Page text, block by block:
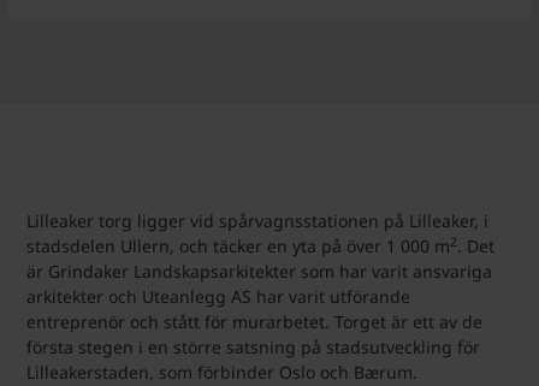
Lilleaker torg ligger vid spårvagnsstationen på Lilleaker, i
stadsdelen Ullern, och täcker en yta på över 1 000 m2. Det
är Grindaker Landskapsarkitekter som har varit ansvariga
arkitekter och Uteanlegg AS har varit utförande
entreprenör och stått för murarbetet. Torget är ett av de
första stegen i en större satsning på stadsutveckling för
Lilleakerstaden, som förbinder Oslo och Bærum.